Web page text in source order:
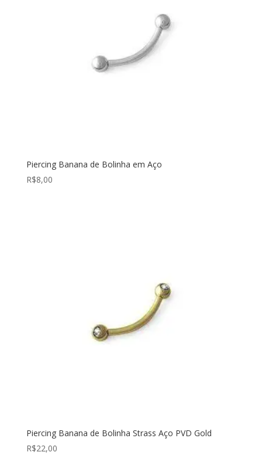
Piercing Banana de Bolinha em Aço
R$8,00
Piercing Banana de Bolinha Strass Aço PVD Gold
R$22,00